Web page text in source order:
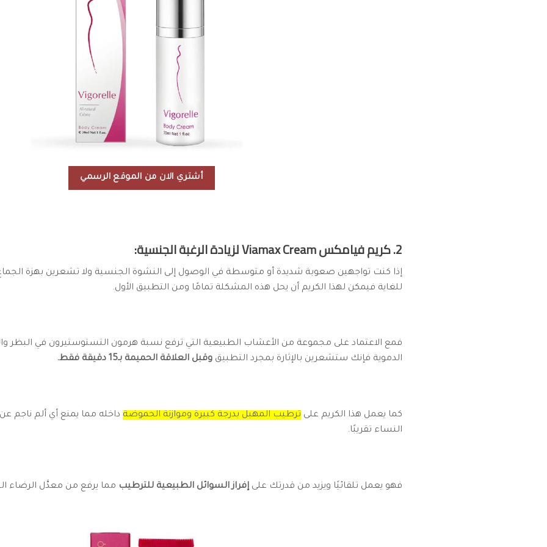
أشتري الان من الموقع الرسمي
2. كريم فيامكس Viamax Cream لزيادة الرغبة الجنسية:
إذا كنت تواجهين صعوبة شديدة أو متوسطة في الوصول إلى النشوة الجنسية ولا تشعرين بهزة
للغاية فيمكن لهذا الكريم أن يحل هذه المشكلة تمامًا ومن التطبيق الأول.
فمع الاعتماد على مجموعة من الأعشاب الطبيعية التي ترفع نسبة هرمون التستوستيرون في البظر
الدموية فإنك ستشعرين بالإثارة بمجرد التطبيق وقبل العلاقة الحميمة بـ15 دقيقة فقط.
كما يعمل هذا الكريم على ترطيب المهبل بدرجة كبيرة وموازنة الحموضة داخله مما يمنع أي ألم ناجم
النساء تقريبًا.
فهو يعمل تلقائيًا ويزيد من قدرتك على إفراز السوائل الطبيعية للترطيب مما يرفع من معدَّل الرضاء